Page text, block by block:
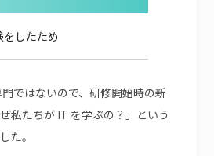
したため
ではないので、研修開始時の新
私たちが IT を学ぶの？」という
た。